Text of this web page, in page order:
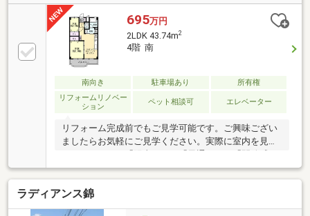
695万円
2LDK 43.74m2
4階 南
南向き 駐車場あり
所有権
リフォームリノベー
ション
ペット相談可 エレベーター
リフォーム完成前でもご見学可能です。ご興味ござい
ましたらお気軽にご見学ください。実際に室内を見学
することにより「陽当り」・「風通し」・「開放感」
等を実感できると思います。ペット飼育可能物件にな
りますので、愛犬・愛猫とご一緒にお住まいになれる
のもうれしいポイントです。
ラディアンス錦